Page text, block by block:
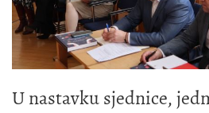
U nastavku sjednice,